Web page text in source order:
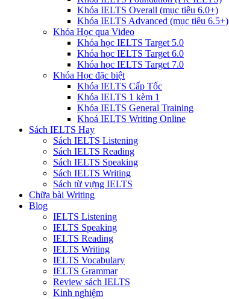
Khóa IELTS Overall (mục tiêu 6.0+)
Khóa IELTS Advanced (mục tiêu 6.5+)
Khóa Học qua Video
Khóa học IELTS Target 5.0
Khóa học IELTS Target 6.0
Khóa học IELTS Target 7.0
Khóa Học đặc biệt
Khóa IELTS Cấp Tốc
Khóa IELTS 1 kèm 1
Khóa IELTS General Training
Khoá IELTS Writing Online
Sách IELTS Hay
Sách IELTS Listening
Sách IELTS Reading
Sách IELTS Speaking
Sách IELTS Writing
Sách từ vựng IELTS
Chữa bài Writing
Blog
IELTS Listening
IELTS Speaking
IELTS Reading
IELTS Writing
IELTS Vocabulary
IELTS Grammar
Review sách IELTS
Kinh nghiệm